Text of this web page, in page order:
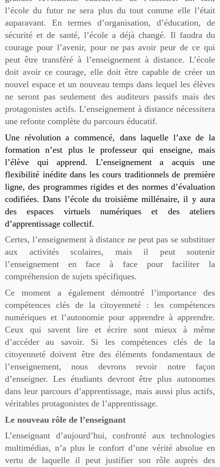
l’école du futur ne sera plus du tout comme elle l’était
auparavant. En termes d’organisation, d’éducation, de
sécurité et de santé, l’école a déjà changé. Il faudra du
courage pour l’avenir, pour ne pas avoir peur de ce qui
peut être transféré à l’enseignement à distance. L’école
doit avoir ce courage, elle doit être capable de créer un
nouvel espace et un nouveau temps dans lequel les élèves
ne seront pas seulement des auditeurs passifs mais des
protagonistes actifs. L’enseignement à distance nécessitera
une refonte complète du parcours éducatif.
Une révolution a commencé, dans laquelle l’axe de la
formation n’est plus le professeur qui enseigne, mais
l’élève qui apprend. L’enseignement a acquis une
flexibilité inédite dans les cours traditionnels de première
ligne, des programmes rigides et des normes d’évaluation
codifiées. Dans l’école du troisième millénaire, il y aura
des espaces virtuels numériques et des ateliers
d’apprentissage collectif.
Certes, l’enseignement à distance ne peut pas se substituer
aux activités scolaires, mais il peut soutenir
l’enseignement en face à face pour faciliter la
compréhension de sujets spécifiques.
Ce moment a également démontré l’importance des
compétences clés de la citoyenneté : les compétences
numériques et l’autonomie pour apprendre à apprendre.
Ceux qui savent lire et écrire sont mieux à même
d’accéder au savoir. Si les compétences clés de la
citoyenneté doivent être des éléments fondamentaux de
l’enseignement, nous devrons revoir notre façon
d’enseigner. Les étudiants devront être plus autonomes
dans leur parcours d’apprentissage, mais aussi plus actifs,
véritables protagonistes de l’apprentissage.
Le nouveau rôle de l’enseignant
L’enseignant d’aujourd’hui, confronté aux technologies
multimédias, n’a plus le confort d’une vérité absolue en
vertu de laquelle il peut justifier son rôle auprès des
0
Shares